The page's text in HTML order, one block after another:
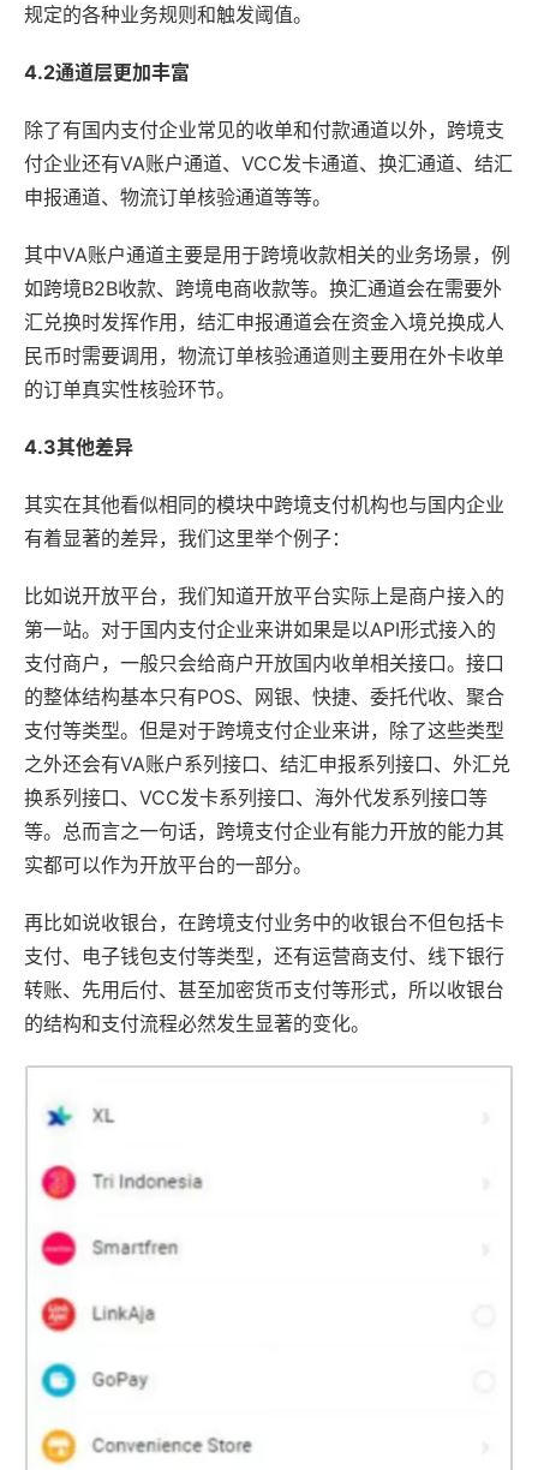
规定的各种业务规则和触发阈值。
4.2通道层更加丰富
除了有国内支付企业常见的收单和付款通道以外，跨境支
付企业还有VA账户通道、VCC发卡通道、换汇通道、结汇
申报通道、物流订单核验通道等等。
其中VA账户通道主要是用于跨境收款相关的业务场景，例
如跨境B2B收款、跨境电商收款等。换汇通道会在需要外
汇兑换时发挥作用，结汇申报通道会在资金入境兑换成人
民币时需要调用，物流订单核验通道则主要用在外卡收单
的订单真实性核验环节。
4.3其他差异
其实在其他看似相同的模块中跨境支付机构也与国内企业
有着显著的差异，我们这里举个例子：
比如说开放平台，我们知道开放平台实际上是商户接入的
第一站。对于国内支付企业来讲如果是以API形式接入的
支付商户，一般只会给商户开放国内收单相关接口。接口
的整体结构基本只有POS、网银、快捷、委托代收、聚合
支付等类型。但是对于跨境支付企业来讲，除了这些类型
之外还会有VA账户系列接口、结汇申报系列接口、外汇兑
换系列接口、VCC发卡系列接口、海外代发系列接口等
等。总而言之一句话，跨境支付企业有能力开放的能力其
实都可以作为开放平台的一部分。
再比如说收银台，在跨境支付业务中的收银台不但包括卡
支付、电子钱包支付等类型，还有运营商支付、线下银行
转账、先用后付、甚至加密货币支付等形式，所以收银台
的结构和支付流程必然发生显著的变化。